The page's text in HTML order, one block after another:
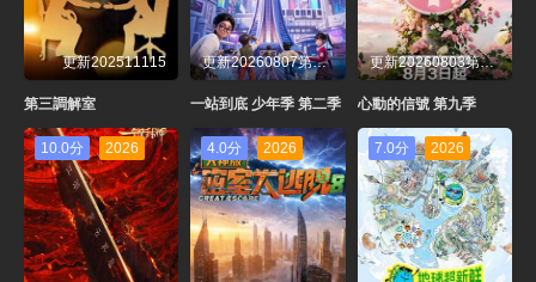
更新202511115
第三調解室
更新20260807第1期
一站到底 少年季 第二季
更新20260803第1期上
心動的信號 第九季
10.0分 2026 4.0分 2026 7.0分 2026